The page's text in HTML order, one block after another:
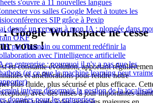
s'ouvre à 11 nouvelles langues
vos salles Google Meet à toutes les
SIP grâce à Pexip
donné un cerveau à mon IA : plongée dans
OKF
par l'humain ou comment redéfinir la
avec l'intelligence artificielle
en entreprise : pourquoi il n'y a pas que les
(et ce que le machine learning peut
intègre désormais la gestion de la
données pour les entreprises
Google Workspace ne cesse
vous !
en constante évolution, apportant
et améliorations pour rendre notre
plus fluide, plus sécurisé et plus efficace.
avec des mises à jour importantes allant